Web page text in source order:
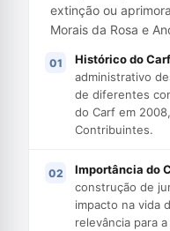
extinção ou
Morais da Rosa e
Histórico do
administrativo
de diferentes
do Carf em
Contribuintes.
Importância do
construção de
impacto na vida
relevância para